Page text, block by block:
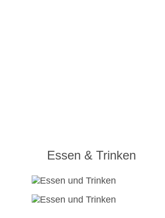
Essen & Trinken